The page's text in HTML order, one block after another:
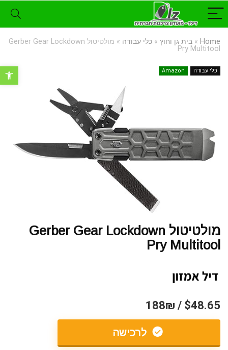
פתח
Home
» בית גן וחוץ » כלי עבודה »
מולטיטול Gerber Gear Lockdown
Pry Multitool
כלי עבודה Amazon
מולטיטול Gerber Gear Lockdown
Pry Multitool
$48.65 / 188₪
לרכישה